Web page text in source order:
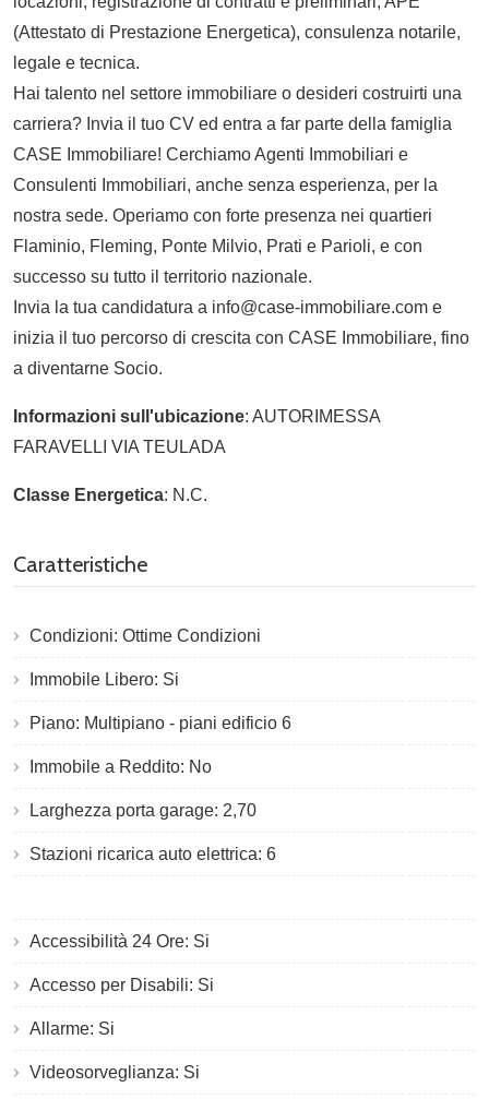
(Attestato di Prestazione Energetica), consulenza notarile,
legale e tecnica.
Hai talento nel settore immobiliare o desideri costruirti una
carriera? Invia il tuo CV ed entra a far parte della famiglia
CASE Immobiliare! Cerchiamo Agenti Immobiliari e
Consulenti Immobiliari, anche senza esperienza, per la
nostra sede. Operiamo con forte presenza nei quartieri
Flaminio, Fleming, Ponte Milvio, Prati e Parioli, e con
successo su tutto il territorio nazionale.
Invia la tua candidatura a info@case-immobiliare.com e
inizia il tuo percorso di crescita con CASE Immobiliare, fino
a diventarne Socio.
Informazioni sull'ubicazione: AUTORIMESSA
FARAVELLI VIA TEULADA
Classe Energetica: N.C.
Caratteristiche
Condizioni: Ottime Condizioni
Immobile Libero: Si
Piano: Multipiano - piani edificio 6
Immobile a Reddito: No
Larghezza porta garage: 2,70
Stazioni ricarica auto elettrica: 6
Accessibilità 24 Ore: Si
Accesso per Disabili: Si
Allarme: Si
Videosorveglianza: Si